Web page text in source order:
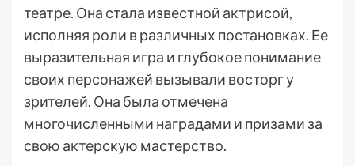
театре. Она стала известной актрисой,
исполняя роли в различных постановках. Ее
выразительная игра и глубокое понимание
своих персонажей вызывали восторг у
зрителей. Она была отмечена
многочисленными наградами и призами за
свою актерскую мастерство.